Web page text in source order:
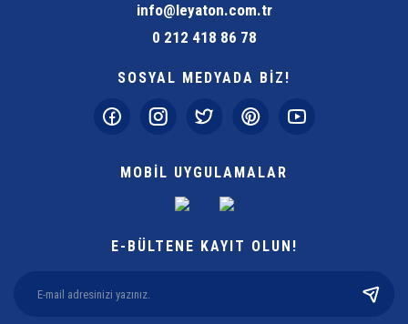
info@leyaton.com.tr
0 212 418 86 78
SOSYAL MEDYADA BİZ!
MOBİL UYGULAMALAR
E-BÜLTENE KAYIT OLUN!